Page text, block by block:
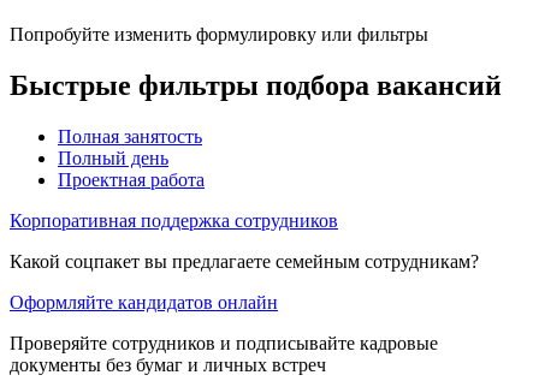
Попробуйте изменить формулировку или фильтры
Быстрые фильтры подбора вакансий
Полная занятость
Полный день
Проектная работа
Корпоративная поддержка сотрудников
Какой соцпакет вы предлагаете семейным сотрудникам?
Оформляйте кандидатов онлайн
Проверяйте сотрудников и подписывайте кадровые
документы без бумаг и личных встреч